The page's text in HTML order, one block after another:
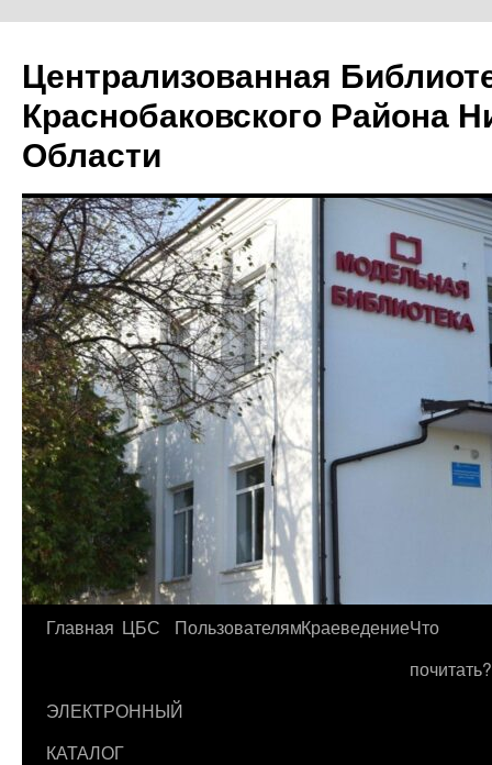
Централизованная
Краснобаковского Района
Области
Перейти
содержимому
Главная ЦБС ПользователямКраеведениеЧто
почитать?
ЭЛЕКТРОННЫЙ
КАТАЛОГ